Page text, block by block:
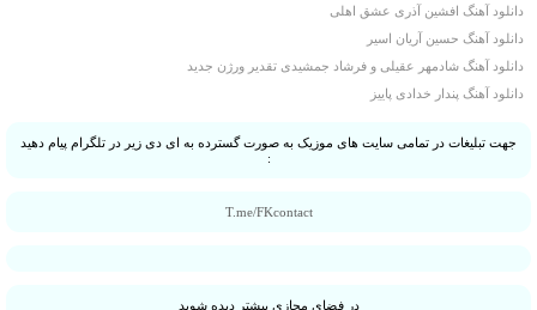
دانلود آهنگ افشین آذری عشق اهلی
دانلود آهنگ حسین آریان اسیر
دانلود آهنگ شادمهر عقیلی و فرشاد جمشیدی تقدیر ورژن جدید
دانلود آهنگ پندار خدادی پاییز
جهت تبلیغات در تمامی سایت های موزیک به صورت گسترده به ای دی زیر در تلگرام پیام دهید
:
T.me/FKcontact
در فضای مجازی بیشتر دیده شوید